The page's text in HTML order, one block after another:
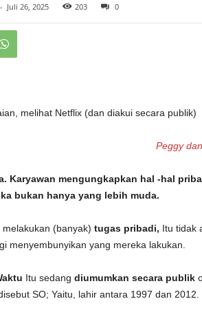
Juli 26, 2025 203 0
Peggy
Karyawan mengungkapkan hal -hal
bukan hanya yang lebih muda.
(banyak) tugas pribadi, Itu tidak
menyembunyikan yang mereka lakukan.
Itu sedang diumumkan secara publik
SO; Yaitu, lahir antara 1997 dan 2012.